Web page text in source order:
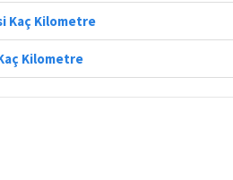
Kaç Kilometre
Kilometre